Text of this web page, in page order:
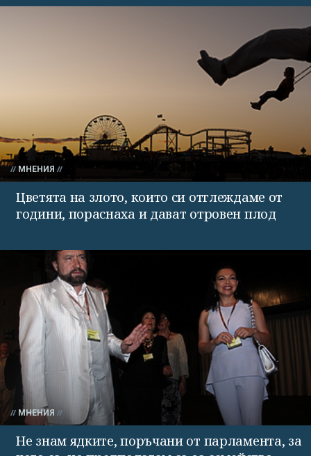
МНЕНИЯ
Цветята на злото, които си отглеждаме от
години, пораснаха и дават отровен плод
МНЕНИЯ
Не знам ядките, поръчани от парламента, за